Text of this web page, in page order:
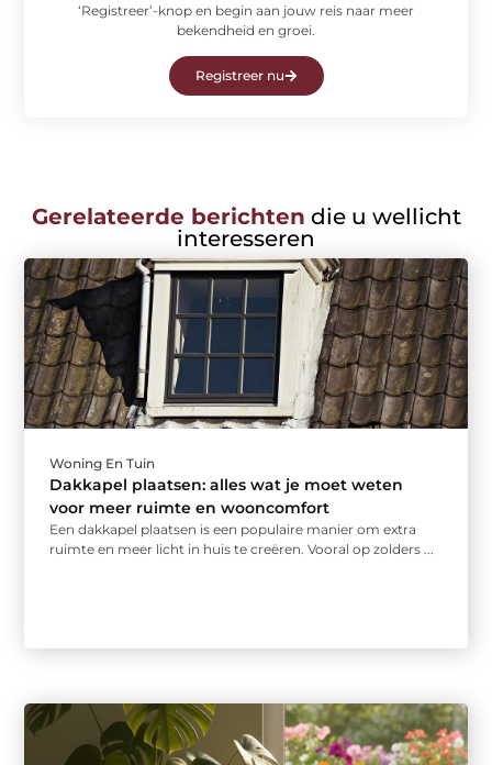
‘Registreer’-knop en begin aan jouw reis naar meer
bekendheid en groei.
Registreer nu
Gerelateerde berichten die u wellicht
interesseren
Woning En Tuin
Dakkapel plaatsen: alles wat je moet weten
voor meer ruimte en wooncomfort
Een dakkapel plaatsen is een populaire manier om extra
ruimte en meer licht in huis te creëren. Vooral op zolders ...